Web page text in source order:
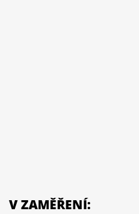
V ZAMĚŘENÍ: